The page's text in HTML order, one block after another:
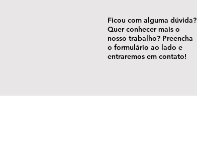
Ficou com alguma dúvida?
Quer conhecer mais o
nosso trabalho? Preencha
o formulário ao lado e
entraremos em contato!